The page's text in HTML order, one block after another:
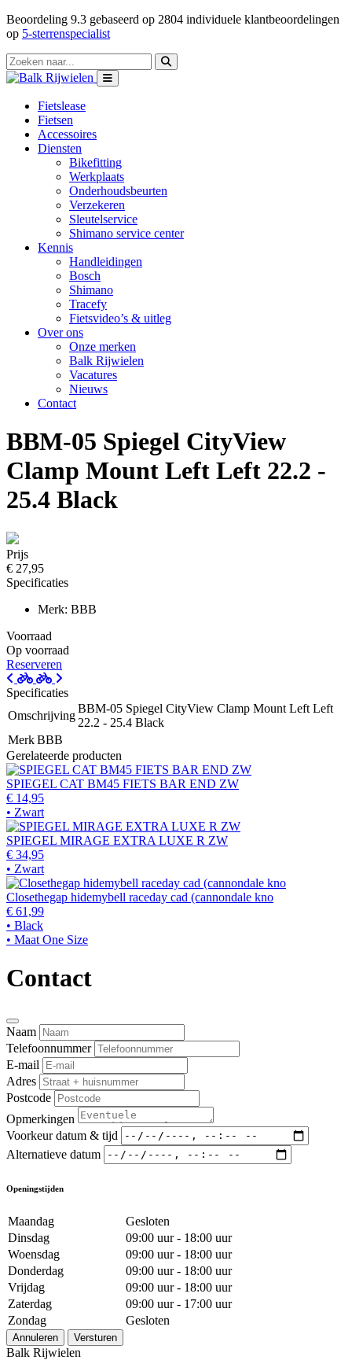
Beoordeling 9.3 gebaseerd op 2804 individuele klantbeoordelingen
op 5-sterrenspecialist
Fietslease
Fietsen
Accessoires
Diensten
Bikefitting
Werkplaats
Onderhoudsbeurten
Verzekeren
Sleutelservice
Shimano service center
Kennis
Handleidingen
Bosch
Shimano
Tracefy
Fietsvideo’s & uitleg
Over ons
Onze merken
Balk Rijwielen
Vacatures
Nieuws
Contact
BBM-05 Spiegel CityView
Clamp Mount Left Left 22.2 -
25.4 Black
Prijs
€ 27,95
Specificaties
Merk: BBB
Voorraad
Op voorraad
Reserveren
Specificaties
Omschrijving
BBM-05 Spiegel CityView Clamp Mount Left Left
22.2 - 25.4 Black
MerkBBB
Gerelateerde producten
SPIEGEL CAT BM45 FIETS BAR END ZW
€ 14,95
• Zwart
SPIEGEL MIRAGE EXTRA LUXE R ZW
€ 34,95
• Zwart
Closethegap hidemybell raceday cad (cannondale kno
€ 61,99
• Black
• Maat One Size
Contact
Naam
Telefoonnummer
E-mail
Adres
Postcode
Opmerkingen
Voorkeur datum & tijd
Alternatieve datum
Openingstijden
Maandag
Gesloten
Dinsdag
09:00 uur - 18:00 uur
Woensdag
09:00 uur - 18:00 uur
Donderdag
09:00 uur - 18:00 uur
Vrijdag
09:00 uur - 18:00 uur
Zaterdag
09:00 uur - 17:00 uur
Zondag
Gesloten
Annuleren Versturen
Balk Rijwielen